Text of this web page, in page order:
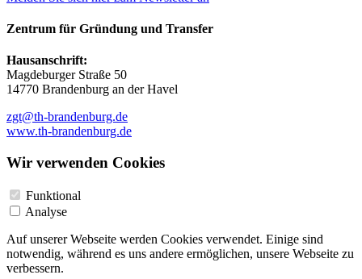
Zentrum für Gründung und Transfer
Hausanschrift:
Magdeburger Straße 50
14770 Brandenburg an der Havel
zgt@th-brandenburg.de
www.th-brandenburg.de
Wir verwenden Cookies
Funktional
Analyse
Auf unserer Webseite werden Cookies verwendet. Einige sind
notwendig, während es uns andere ermöglichen, unsere Webseite zu
verbessern.